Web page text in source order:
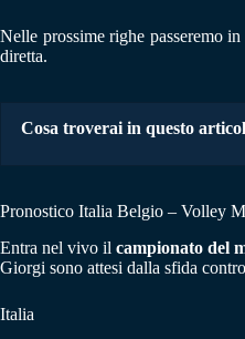
Nelle prossime righe passeremo
diretta.
Cosa troverai in questo
Pronostico Italia Belgio – Volley
Entra nel vivo ilcampionato del
Giorgi sono attesi dalla sfida
Italia